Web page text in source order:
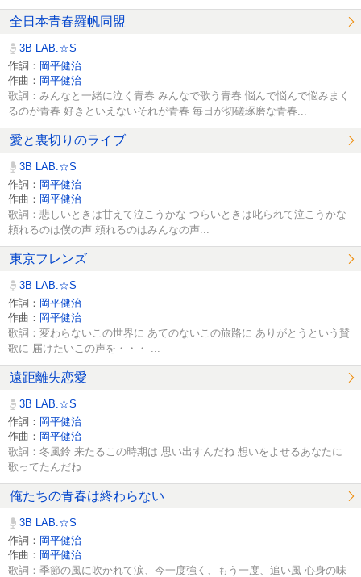
全日本青春羅帆同盟
3B LAB.☆S
作詞： 岡平健治
作曲： 岡平健治
歌詞：みんなと一緒に泣く青春 みんなで歌う青春 悩んで悩んで悩みまく
るのが青春 好きといえないそれが青春 毎日が切磋琢磨な青春...
愛と裏切りのライブ
3B LAB.☆S
作詞： 岡平健治
作曲： 岡平健治
歌詞：悲しいときは甘えて泣こうかな つらいときは叱られて泣こうかな
頼れるのは僕の声 頼れるのはみんなの声...
東京フレンズ
3B LAB.☆S
作詞： 岡平健治
作曲： 岡平健治
歌詞：変わらないこの世界に あてのないこの旅路に ありがとうという賛
歌に 届けたいこの声を・・・ ...
遠距離失恋愛
3B LAB.☆S
作詞： 岡平健治
作曲： 岡平健治
歌詞：冬風鈴 来たるこの時期は 思い出すんだね 想いをよせるあなたに
歌ってたんだね...
俺たちの青春は終わらない
3B LAB.☆S
作詞： 岡平健治
作曲： 岡平健治
歌詞：季節の風に吹かれて涙、今一度強く、もう一度、追い風 心身の味